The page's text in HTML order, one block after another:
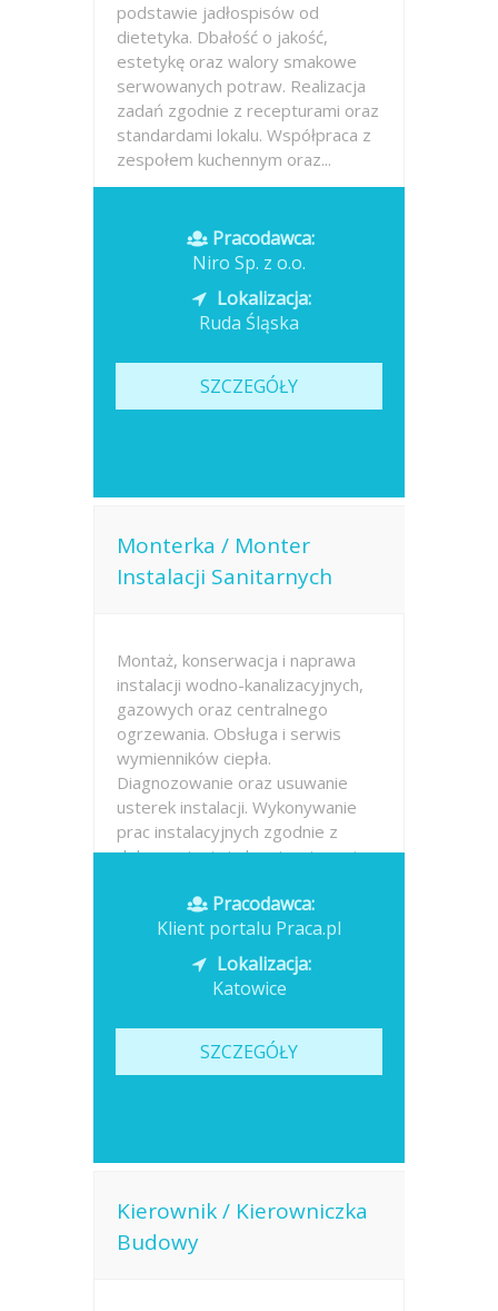
podstawie jadłospisów od
dietetyka. Dbałość o jakość,
estetykę oraz walory smakowe
serwowanych potraw. Realizacja
zadań zgodnie z recepturami oraz
standardami lokalu. Współpraca z
zespołem kuchennym oraz...
Pracodawca:
Niro Sp. z o.o.
Lokalizacja:
Ruda Śląska
SZCZEGÓŁY
Monterka / Monter
Instalacji Sanitarnych
Montaż, konserwacja i naprawa
instalacji wodno-kanalizacyjnych,
gazowych oraz centralnego
ogrzewania. Obsługa i serwis
wymienników ciepła.
Diagnozowanie oraz usuwanie
usterek instalacji. Wykonywanie
prac instalacyjnych zgodnie z
dokumentacją i obowiązującymi...
Opublikowano: dzisiajPracodawca:
Klient portalu Praca.pl
Lokalizacja:
Katowice
SZCZEGÓŁY
Kierownik / Kierowniczka
Budowy